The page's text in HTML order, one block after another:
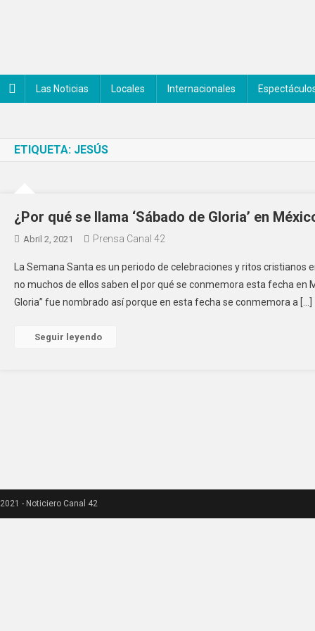
Las Noticias Locales Internacionales
ETIQUETA: JESÚS
¿Por qué se llama ‘Sábado de Gloria’ en
Abril 2, 2021 Prensa Canal 42
La Semana Santa es un periodo de celebraciones y ritos
no muchos de ellos saben el por qué se conmemora esta fecha en
Gloria” fue nombrado así porque en esta fecha se conmemora a […]
Seguir leyendo
2021 - Noticiero Canal 42